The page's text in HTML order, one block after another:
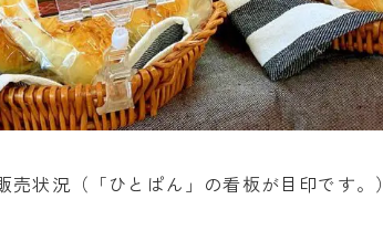
状況（「ひとぱん」の看板が目印です。）